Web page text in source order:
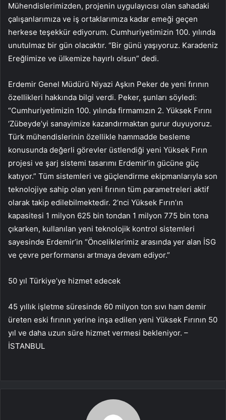
Mühendislerimizden, projenin uygulayıcısı olan sahadaki
çalışanlarımıza ve iş ortaklarımıza kadar emeği geçen
herkese teşekkür ediyorum. Cumhuriyetimizin 100. yılında
unutulmaz bir gün olacaktır. “Bir günü yaşıyoruz. Karadeniz
Ereğlimize ve ülkemize hayırlı olsun” dedi.
Erdemir Genel Müdürü Niyazi Aşkın Peker de yeni fırının
özellikleri hakkında bilgi verdi. Peker, şunları söyledi:
“Cumhuriyetimizin 100. yılında firmamızın 2. Yüksek Fırını
‘Zübeyde’yi sanayimize kazandırmaktan gurur duyuyoruz.
Türk mühendislerinin özellikle hammadde besleme
konusunda değerli görevler üstlendiği yeni Yüksek Fırın
projesi ve şarj sistemi tasarımı Erdemir’in gücüne güç
katıyor.” Tüm sistemleri ve güçlendirme ekipmanlarıyla son
teknolojiye sahip olan yeni fırının tüm parametreleri aktif
olarak takip edilebilmektedir. 2’nci Yüksek Fırın’ın
kapasitesi 1 milyon 625 bin tondan 1 milyon 775 bin tona
çıkarken, kullanılan yeni teknolojik kontrol sistemleri
sayesinde Erdemir’in “Önceliklerimiz arasında yer alan İSG
ve çevre performansı artmaya devam ediyor.”
50 yıl Türkiye’ye hizmet edecek
45 yıllık işletme süresinde 60 milyon ton sıvı ham demir
üreten eski fırının yerine inşa edilen yeni Yüksek Fırının 50
yıl ve daha uzun süre hizmet vermesi bekleniyor. –
İSTANBUL